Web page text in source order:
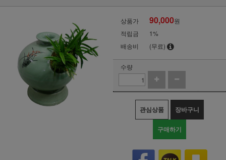
상품가 90,000원
적립금
1%
배송비
(무료)
수량
관심상품 장바구니
구매하기